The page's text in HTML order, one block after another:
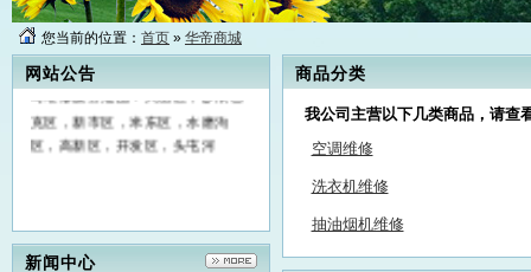
您当前的位置： 首页 » 华帝商城
网站公告
乌鲁木齐华帝售后服务维修点,报修
电话：0991-6539978,上门维修：
热水器,燃气灶,抽油烟机,消毒柜,公
司维修服务范围：天山区，沙依巴
克区，新市区，米东区，水磨沟
区，高新区，开发区，头屯河
新闻中心
商品分类
我公司主营以下几类商品，请查
空调维修
洗衣机维修
抽油烟机维修